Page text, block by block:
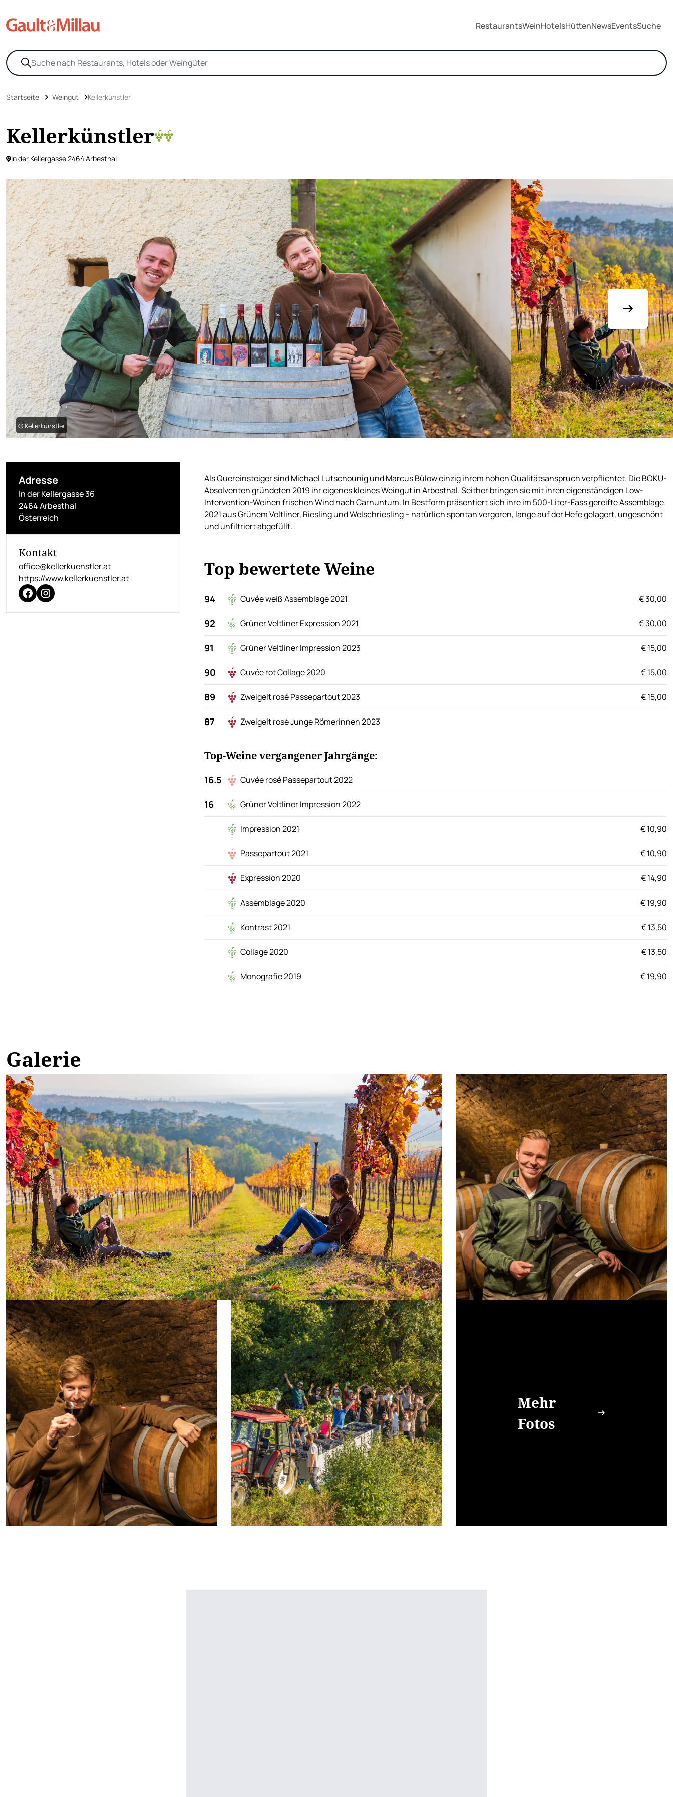
RestaurantsWeinHotelsHüttenNewsEventsSuche
Startseite Weingut Kellerkünstler
Kellerkünstler
In der Kellergasse 2464 Arbesthal
© Kellerkünstler
Adresse
In der Kellergasse 36
2464 Arbesthal
Österreich
Kontakt
office@kellerkuenstler.at
https://www.kellerkuenstler.at
Als Quereinsteiger sind Michael Lutschounig und Marcus Bülow einzig ihrem hohen Qualitätsanspruch verpflichtet. Die BOKU-
Absolventen gründeten 2019 ihr eigenes kleines Weingut in Arbesthal. Seither bringen sie mit ihren eigenständigen Low-
Intervention-Weinen frischen Wind nach Carnuntum. In Bestform präsentiert sich ihre im 500-Liter-Fass gereifte Assemblage
2021 aus Grünem Veltliner, Riesling und Welschriesling – natürlich spontan vergoren, lange auf der Hefe gelagert, ungeschönt
und unfiltriert abgefüllt.
Top bewertete Weine
94 Cuvée weiß Assemblage 2021 € 30,00
92 Grüner Veltliner Expression 2021 € 30,00
91 Grüner Veltliner Impression 2023 € 15,00
90 Cuvée rot Collage 2020 € 15,00
89 Zweigelt rosé Passepartout 2023 € 15,00
87 Zweigelt rosé Junge Römerinnen 2023
Top-Weine vergangener Jahrgänge:
16.5 Cuvée rosé Passepartout 2022
16 Grüner Veltliner Impression 2022
Impression 2021 € 10,90
Passepartout 2021 € 10,90
Expression 2020 € 14,90
Assemblage 2020 € 19,90
Kontrast 2021 € 13,50
Collage 2020 € 13,50
Monografie 2019 € 19,90
Galerie
Mehr
Fotos